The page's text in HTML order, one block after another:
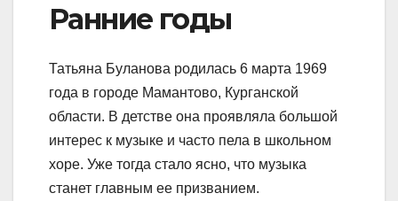
Ранние годы
Татьяна Буланова родилась 6 марта 1969
года в городе Мамантово, Курганской
области. В детстве она проявляла большой
интерес к музыке и часто пела в школьном
хоре. Уже тогда стало ясно, что музыка
станет главным ее призванием.